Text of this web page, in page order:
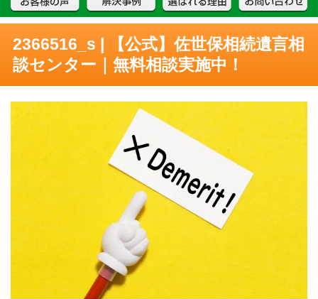
2366516_s | 【公式】佐世保相続遺言相
談センター｜無料相談実施中！